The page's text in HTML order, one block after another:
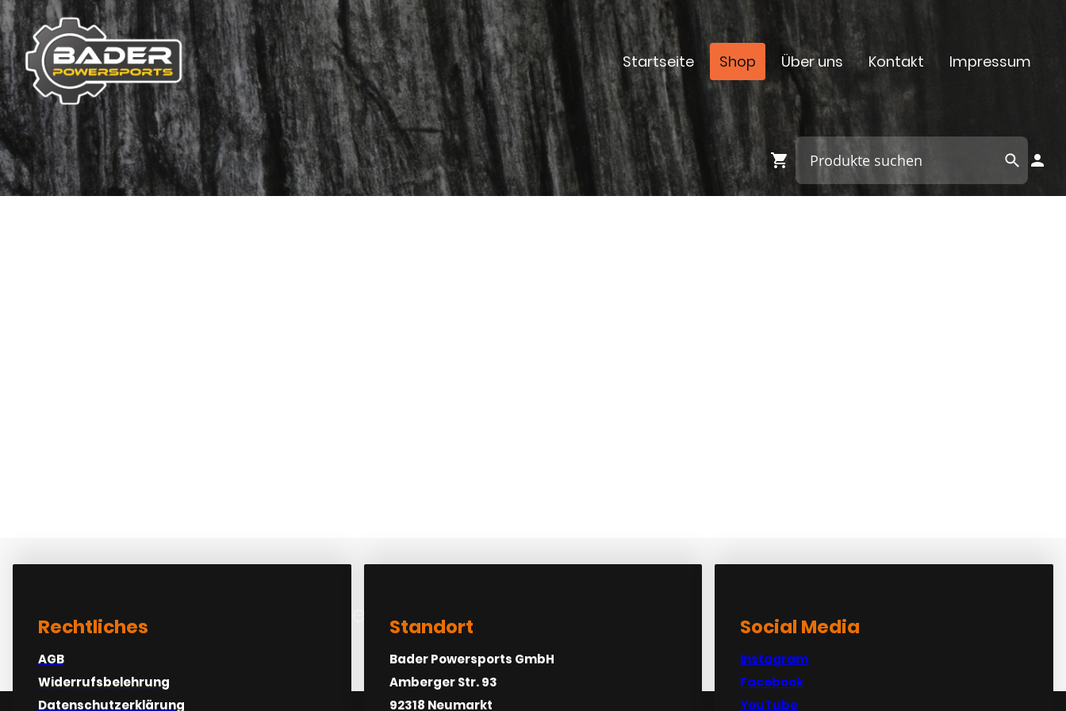
Startseite Shop Über uns Kontakt Impressum
At varius vel pharetra vel turpis
Rechtliches
AGB
Widerrufsbelehrung
Datenschutzerklärung
Standort
Bader Powersports GmbH
Amberger Str. 93
92318 Neumarkt
Social Media
Instagram
Facebook
YouTube